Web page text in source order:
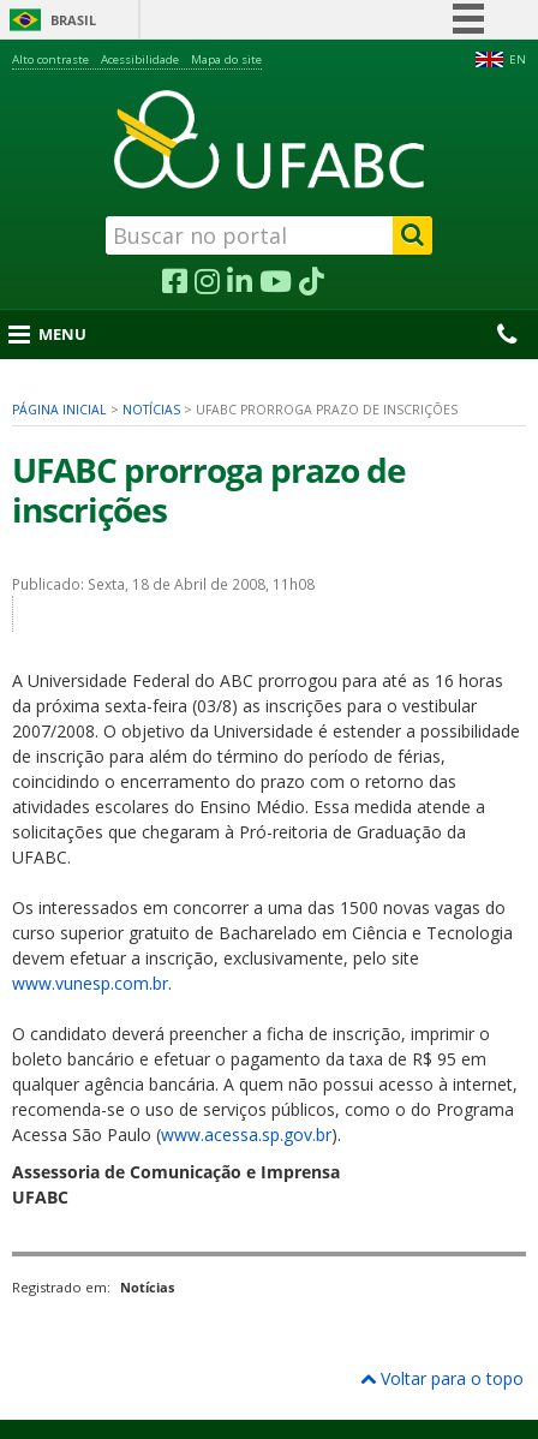
BRASIL
Acesso à informação
Legislação
Canais
EN
Alto contraste Acessibilidade Mapa do site
MENU
PÁGINA INICIAL > NOTÍCIAS > UFABC PRORROGA PRAZO DE INSCRIÇÕES
UFABC prorroga prazo de
inscrições
Publicado: Sexta, 18 de Abril de 2008, 11h08
A Universidade Federal do ABC prorrogou para até as 16 horas
da próxima sexta-feira (03/8) as inscrições para o vestibular
2007/2008. O objetivo da Universidade é estender a possibilidade
de inscrição para além do término do período de férias,
coincidindo o encerramento do prazo com o retorno das
atividades escolares do Ensino Médio. Essa medida atende a
solicitações que chegaram à Pró-reitoria de Graduação da
UFABC.
Os interessados em concorrer a uma das 1500 novas vagas do
curso superior gratuito de Bacharelado em Ciência e Tecnologia
devem efetuar a inscrição, exclusivamente, pelo site
www.vunesp.com.br.
O candidato deverá preencher a ficha de inscrição, imprimir o
boleto bancário e efetuar o pagamento da taxa de R$ 95 em
qualquer agência bancária. A quem não possui acesso à internet,
recomenda-se o uso de serviços públicos, como o do Programa
Acessa São Paulo (www.acessa.sp.gov.br).
Assessoria de Comunicação e Imprensa
UFABC
Registrado em: Notícias
Voltar para o topo